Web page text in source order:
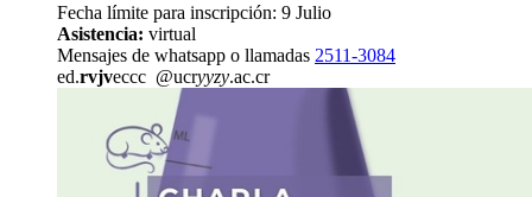
Fecha límite para inscripción: 9 Julio
Asistencia: virtual
Mensajes de whatsapp o llamadas 2511-3084
ed.rvjveccc @ucryyzy.ac.cr